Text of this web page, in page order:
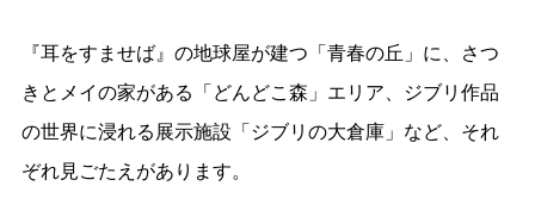
『耳をすませば』の地球屋が建つ「青春の丘」に、さつ
きとメイの家がある「どんどこ森」エリア、ジブリ作品
の世界に浸れる展示施設「ジブリの大倉庫」など、それ
ぞれ見ごたえがあります。